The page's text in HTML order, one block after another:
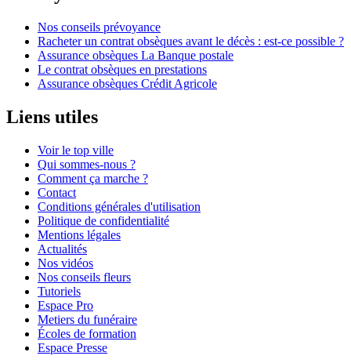
Nos conseils prévoyance
Racheter un contrat obsèques avant le décès : est-ce possible ?
Assurance obsèques La Banque postale
Le contrat obsèques en prestations
Assurance obsèques Crédit Agricole
Liens utiles
Voir le top ville
Qui sommes-nous ?
Comment ça marche ?
Contact
Conditions générales d'utilisation
Politique de confidentialité
Mentions légales
Actualités
Nos vidéos
Nos conseils fleurs
Tutoriels
Espace Pro
Metiers du funéraire
Écoles de formation
Espace Presse